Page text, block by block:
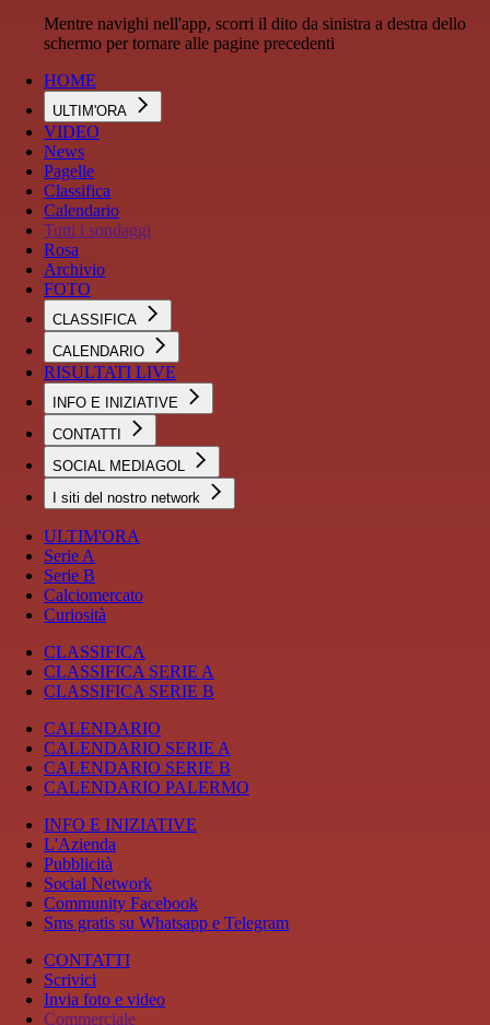
Mentre navighi nell'app, scorri il dito da sinistra a destra dello
schermo per tornare alle pagine precedenti
HOME
ULTIM'ORA
VIDEO
News
Pagelle
Classifica
Calendario
Tutti i sondaggi
Rosa
Archivio
FOTO
CLASSIFICA
CALENDARIO
RISULTATI LIVE
INFO E INIZIATIVE
CONTATTI
SOCIAL MEDIAGOL
I siti del nostro network
ULTIM'ORA
Serie A
Serie B
Calciomercato
Curiosità
CLASSIFICA
CLASSIFICA SERIE A
CLASSIFICA SERIE B
CALENDARIO
CALENDARIO SERIE A
CALENDARIO SERIE B
CALENDARIO PALERMO
INFO E INIZIATIVE
L'Azienda
Pubblicità
Social Network
Community Facebook
Sms gratis su Whatsapp e Telegram
CONTATTI
Scrivici
Invia foto e video
Commerciale